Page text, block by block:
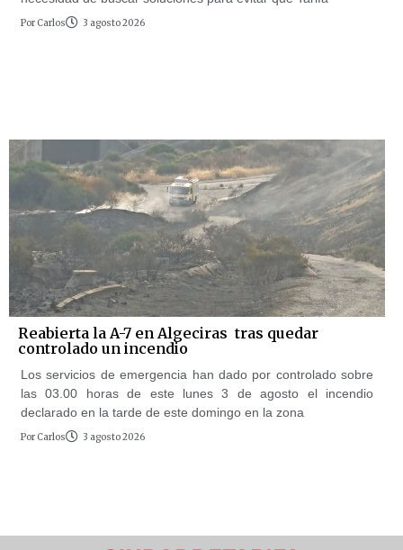
Por Carlos 3 agosto 2026
Reabierta la A-7 en Algeciras tras quedar
controlado un incendio
Los servicios de emergencia han dado por controlado sobre
las 03.00 horas de este lunes 3 de agosto el incendio
declarado en la tarde de este domingo en la zona
Por Carlos 3 agosto 2026